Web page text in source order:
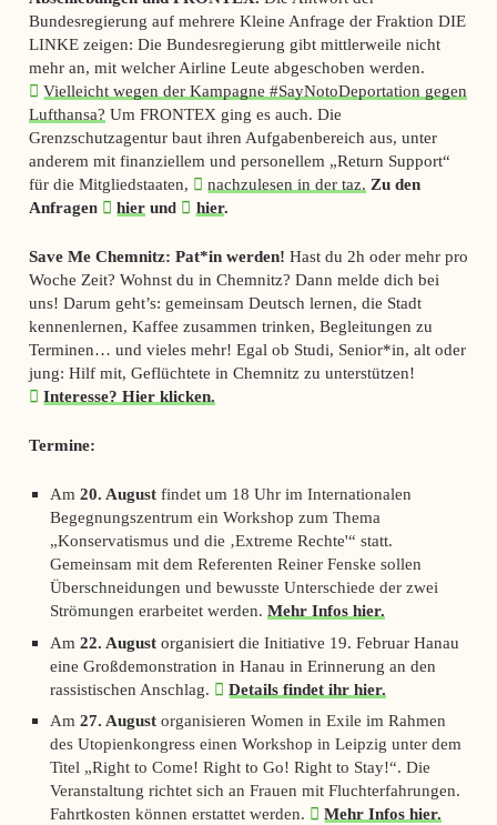
Bundesregierung auf mehrere Kleine Anfrage der Fraktion DIE
LINKE zeigen: Die Bundesregierung gibt mittlerweile nicht
mehr an, mit welcher Airline Leute abgeschoben werden.
Vielleicht wegen der Kampagne #SayNotoDeportation gegen
Lufthansa? Um FRONTEX ging es auch. Die
Grenzschutzagentur baut ihren Aufgabenbereich aus, unter
anderem mit finanziellem und personellem „Return Support“
für die Mitgliedstaaten,
nachzulesen in der taz. Zu den
Anfragen
hier und hier.
Save Me Chemnitz: Pat*in werden! Hast du 2h oder mehr pro
Woche Zeit? Wohnst du in Chemnitz? Dann melde dich bei
uns! Darum geht’s: gemeinsam Deutsch lernen, die Stadt
kennenlernen, Kaffee zusammen trinken, Begleitungen zu
Terminen… und vieles mehr! Egal ob Studi, Senior*in, alt oder
jung: Hilf mit, Geflüchtete in Chemnitz zu unterstützen!
Interesse? Hier klicken.
Termine:
Am 20. Augustfindet um 18 Uhr im Internationalen
Begegnungszentrum ein Workshop zum Thema
„Konservatismus und die ‚Extreme Rechte'“ statt.
Gemeinsam mit dem Referenten Reiner Fenske sollen
Überschneidungen und bewusste Unterschiede der zwei
Strömungen erarbeitet werden. Mehr Infos hier.
Am 22. Augustorganisiert die Initiative 19. Februar Hanau
eine Großdemonstration in Hanau in Erinnerung an den
rassistischen Anschlag.
Details findet ihr hier.
Am 27. August organisieren Women in Exile im Rahmen
des Utopienkongress einen Workshop in Leipzig unter dem
Titel „Right to Come! Right to Go! Right to Stay!“. Die
Veranstaltung richtet sich an Frauen mit Fluchterfahrungen.
Fahrtkosten können erstattet werden.
Mehr Infos hier.